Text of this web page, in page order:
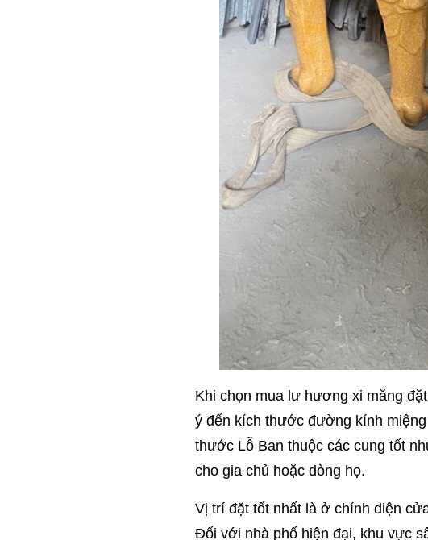
Khi chọn mua lư hương xi măng
ý đến kích thước đường kính
thước Lỗ Ban thuộc các cung tốt
cho gia chủ hoặc dòng họ.
Vị trí đặt tốt nhất là ở chính diện
Đối với nhà phố hiện đại, khu vực